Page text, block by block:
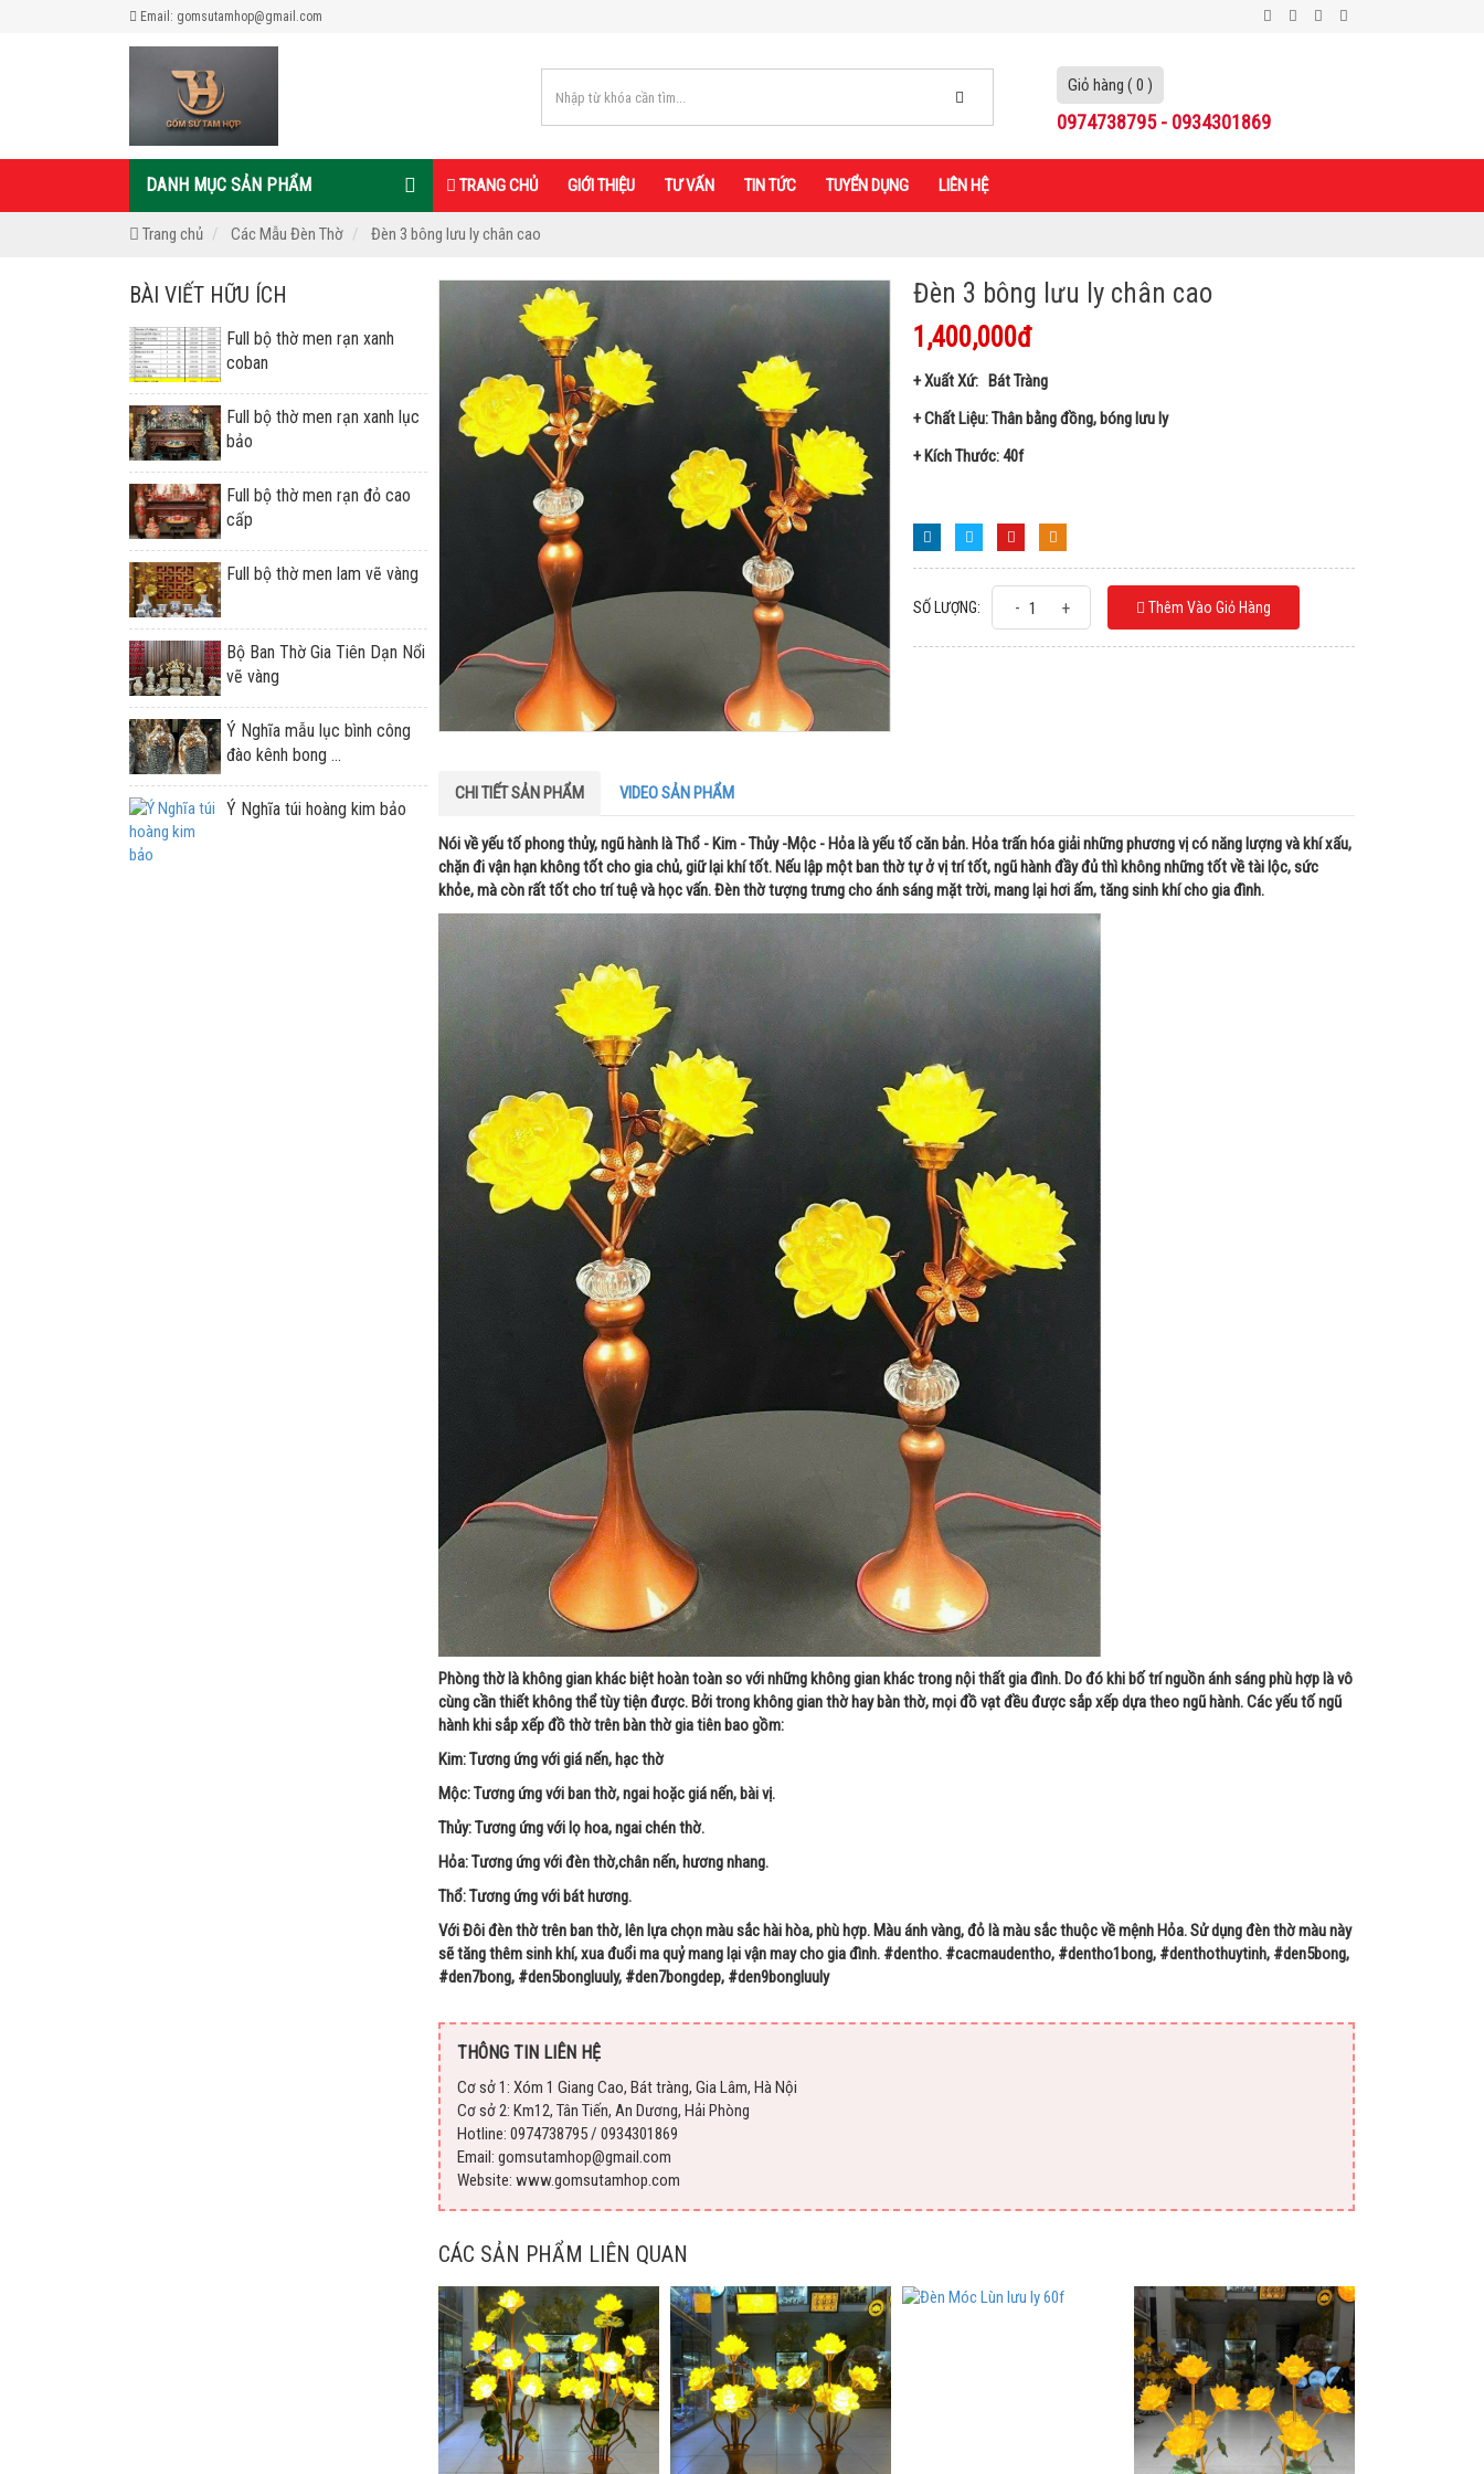
Email: gomsutamhop@gmail.com
Giỏ hàng ( 0 )
0974738795 - 0934301869
DANH MỤC SẢN PHẨM TRANG CHỦ GIỚI THIỆU TƯ VẤN TIN TỨC TUYỂN DỤNG LIÊN HỆ
Trang chủ Các Mẫu Đèn Thờ Đèn 3 bông lưu ly chân cao
BÀI VIẾT HỮU ÍCH
Full bộ thờ men rạn xanh
coban
Full bộ thờ men rạn xanh lục
bảo
Full bộ thờ men rạn đỏ cao
cấp
Full bộ thờ men lam vẽ vàng
Bộ Ban Thờ Gia Tiên Dạn Nổi
vẽ vàng
Ý Nghĩa mẫu lục bình công
đào kênh bong ...
Ý Nghĩa túi hoàng kim bảo
Đèn 3 bông lưu ly chân cao
1,400,000đ
+ Xuất Xứ: Bát Tràng
+ Chất Liệu: Thân bằng đồng, bóng lưu ly
+ Kích Thước: 40f
SỐ LƯỢNG: - + Thêm Vào Giỏ Hàng
CHI TIẾT SẢN PHẨM VIDEO SẢN PHẨM
Nói về yếu tố phong thủy, ngũ hành là Thổ - Kim - Thủy -Mộc - Hỏa là yếu tố căn bản. Hỏa trấn hóa giải những phương vị có năng lượng và khí xấu,
chặn đi vận hạn không tốt cho gia chủ, giữ lại khí tốt. Nếu lập một ban thờ tự ở vị trí tốt, ngũ hành đầy đủ thì không những tốt về tài lộc, sức
khỏe, mà còn rất tốt cho trí tuệ và học vấn. Đèn thờ tượng trưng cho ánh sáng mặt trời, mang lại hơi ấm, tăng sinh khí cho gia đình.
Phòng thờ là không gian khác biệt hoàn toàn so với những không gian khác trong nội thất gia đình. Do đó khi bố trí nguồn ánh sáng phù hợp là vô
cùng cần thiết không thể tùy tiện được. Bởi trong không gian thờ hay bàn thờ, mọi đồ vạt đều được sắp xếp dựa theo ngũ hành. Các yếu tố ngũ
hành khi sắp xếp đồ thờ trên bàn thờ gia tiên bao gồm:
Kim: Tương ứng với giá nến, hạc thờ
Mộc: Tương ứng với ban thờ, ngai hoặc giá nến, bài vị.
Thủy: Tương ứng với lọ hoa, ngai chén thờ.
Hỏa: Tương ứng với đèn thờ,chân nến, hương nhang.
Thổ: Tương ứng với bát hương.
Với Đôi đèn thờ trên ban thờ, lên lựa chọn màu sắc hài hòa, phù hợp. Màu ánh vàng, đỏ là màu sắc thuộc về mệnh Hỏa. Sử dụng đèn thờ màu này
sẽ tăng thêm sinh khí, xua đuổi ma quỷ mang lại vận may cho gia đình. #dentho. #cacmaudentho, #dentho1bong, #denthothuytinh, #den5bong,
#den7bong, #den5bongluuly, #den7bongdep, #den9bongluuly
THÔNG TIN LIÊN HỆ
Cơ sở 1: Xóm 1 Giang Cao, Bát tràng, Gia Lâm, Hà Nội
Cơ sở 2: Km12, Tân Tiến, An Dương, Hải Phòng
Hotline: 0974738795 / 0934301869
Email: gomsutamhop@gmail.com
Website: www.gomsutamhop.com
CÁC SẢN PHẨM LIÊN QUAN